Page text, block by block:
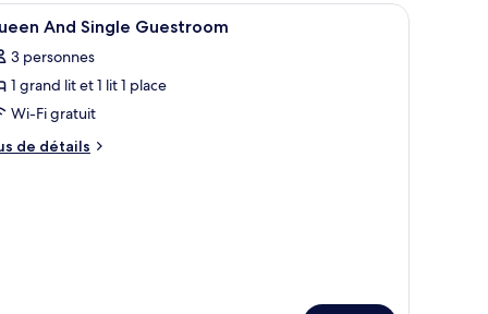
rideaux.deux lits, une table à manger avec des chaises et de grandes fenêtres
Surmatelas, bureau, rideaux occultants,
5 And Single Guestroom
3 personnes
1 grand lit et 1 lit 1 place
Wi-Fi gratuit
de détails